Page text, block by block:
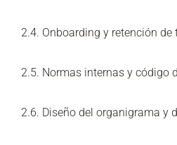
2.4. Onboarding y retención de
2.5. Normas internas y código
2.6. Diseño del organigrama y